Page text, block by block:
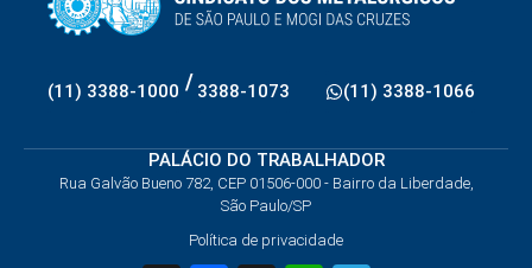
(11) 3388-1000 / 3388-1073 (11) 3388-1066
PALÁCIO DO TRABALHADOR
Rua Galvão Bueno 782, CEP 01506-000 - Bairro da Liberdade,
São Paulo/SP
Política de privacidade